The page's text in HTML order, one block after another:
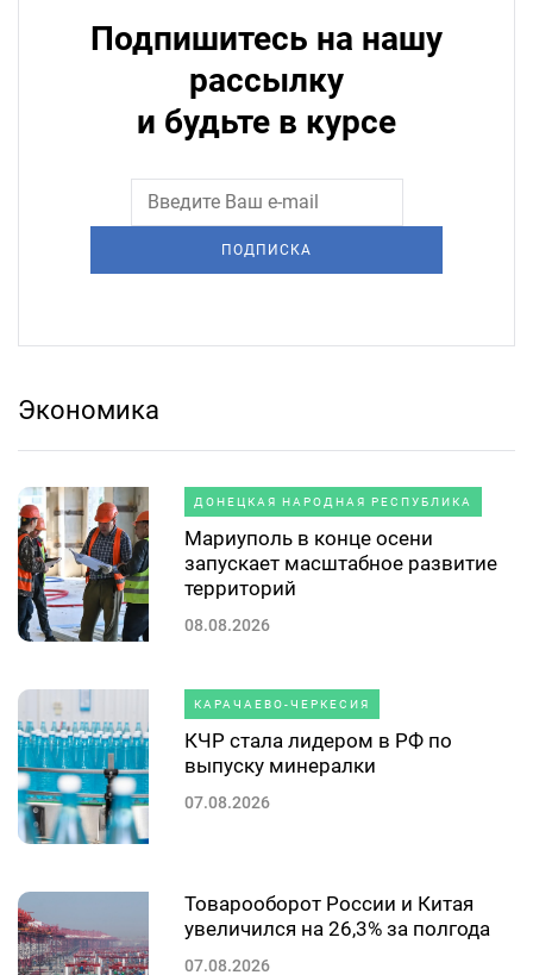
Подпишитесь на нашу
рассылку
и будьте в курсе
ПОДПИСКА
Экономика
ДОНЕЦКАЯ НАРОДНАЯ РЕСПУБЛИКА
Мариуполь в конце осени
запускает масштабное развитие
территорий
08.08.2026
КАРАЧАЕВО-ЧЕРКЕСИЯ
КЧР стала лидером в РФ по
выпуску минералки
07.08.2026
Товарооборот России и Китая
увеличился на 26,3% за полгода
07.08.2026